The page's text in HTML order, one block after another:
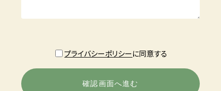
プライバシーポリシーに同意する